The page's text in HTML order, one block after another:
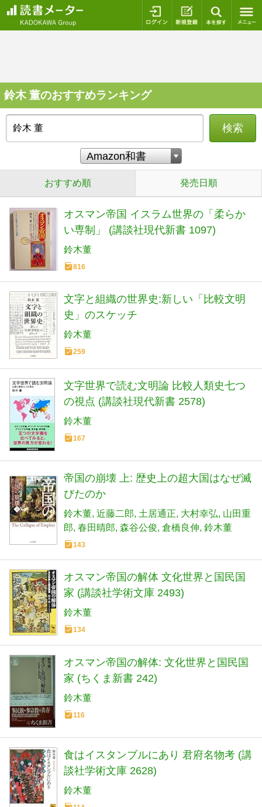
ログイン 新規登録
鈴木 董のおすすめランキング
検索
おすすめ順 発売日順
オスマン帝国 イスラム世界の「柔らか
い専制」 (講談社現代新書 1097)
鈴木董
816
文字と組織の世界史:新しい「比較文明
史」のスケッチ
鈴木董
259
文字世界で読む文明論 比較人類史七つ
の視点 (講談社現代新書 2578)
鈴木董
167
帝国の崩壊 上: 歴史上の超大国はなぜ滅
びたのか
鈴木董 近藤二郎 土居通正 大村幸弘 山田重
郎 春田晴郎 森谷公俊 倉橋良伸 鈴木董
143
オスマン帝国の解体 文化世界と国民国
家 (講談社学術文庫 2493)
鈴木董
134
オスマン帝国の解体: 文化世界と国民国
家 (ちくま新書 242)
鈴木董
116
食はイスタンブルにあり 君府名物考 (講
談社学術文庫 2628)
鈴木董